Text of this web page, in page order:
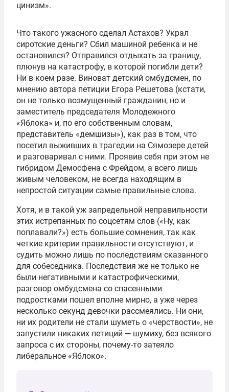
цинизм».
Что такого ужасного сделал Астахов? Украл
сиротские деньги? Сбил машиной ребенка и не
остановился? Отправился отдыхать за границу,
плюнув на катастрофу, в которой погибли дети?
Ни в коем разе. Виноват детский омбудсмен, по
мнению автора петиции Егора Решетова (кстати,
он не только возмущенный гражданин, но и
заместитель председателя Молодежного
«Яблока» и, по его собственным словам,
представитель «демшизы»), как раз в том, что
посетил выживших в трагедии на Сямозере детей
и разговаривал с ними. Проявив себя при этом не
гибридом Демосфена с Фрейдом, а всего лишь
живым человеком, не всегда находящим в
непростой ситуации самые правильные слова.
Хотя, и в такой уж запредельной неправильности
этих истрепанных по соцсетям слов («Ну, как
поплавали?») есть большие сомнения, так как
четкие критерии правильности отсутствуют, и
судить можно лишь по последствиям сказанного
для собеседника. Последствия же не только не
были негативными и катастрофическими,
разговор омбудсмена со спасенными
подростками пошел вполне мирно, а уже через
несколько секунд девочки рассмеялись. Ни они,
ни их родители не стали шуметь о «черствости», не
запустили никаких петиций — шумиху, без всякого
запроса с их стороны, почему-то затеяло
либеральное «Яблоко».